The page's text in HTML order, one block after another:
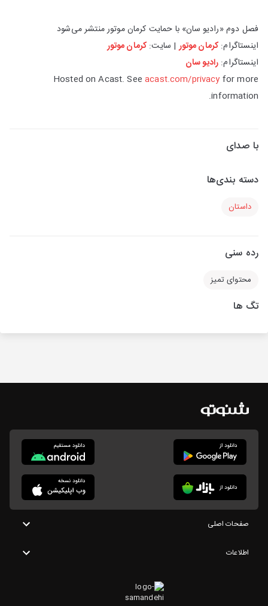
فصل دوم «رادیو سان» با حمایت کرمان موتور منتشر می‌شود
اینستاگرام:کرمان موتور| سایت:کرمان موتور
اینستاگرام: رادیو سان
Hosted on Acast. Seeacast.com/privacy for more
information.
با صدای
دسته بندی‌ها
داستان
رده سنی
محتوای تمیز
تگ ها
صفحات اصلی
اطلاعات